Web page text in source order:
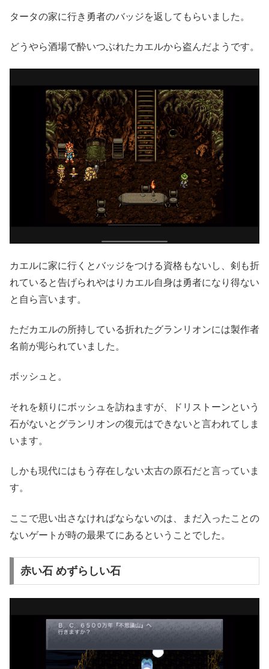
タータの家に行き勇者のバッジを返してもらいました。
どうやら酒場で酔いつぶれたカエルから盗んだようです。
カエルに家に行くとバッジをつける資格もないし、剣も折
れていると告げられやはりカエル自身は勇者になり得ない
と自ら言います。
ただカエルの所持している折れたグランリオンには製作者
名前が彫られていました。
ボッシュと。
それを頼りにボッシュを訪ねますが、ドリストーンという
石がないとグランリオンの復元はできないと言われてしま
います。
しかも現代にはもう存在しない太古の原石だと言っていま
す。
ここで思い出さなければならないのは、まだ入ったことの
ないゲートが時の最果てにあるということでした。
赤い石 めずらしい石